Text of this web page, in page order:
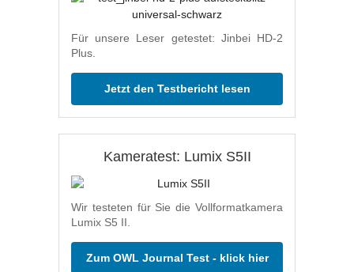
Für unsere Leser getestet: Jinbei HD-2
Plus.
Jetzt den Testbericht lesen
Kameratest: Lumix S5II
Wir testeten für Sie die Vollformatkamera
Lumix S5 II.
Zum OWL Journal Test - klick hier